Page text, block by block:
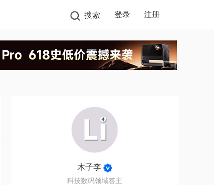
搜索 登录 注册
木子李
科技数码领域答主